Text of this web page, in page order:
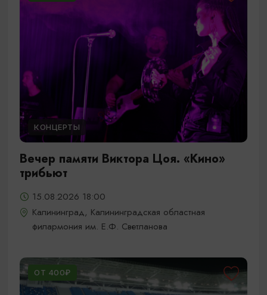
КОНЦЕРТЫ
Вечер памяти Виктора Цоя. «Кино»
трибьют
15.08.2026 18:00
Калининград, Калининградская областная
филармония им. Е.Ф. Светланова
ОТ 400₽